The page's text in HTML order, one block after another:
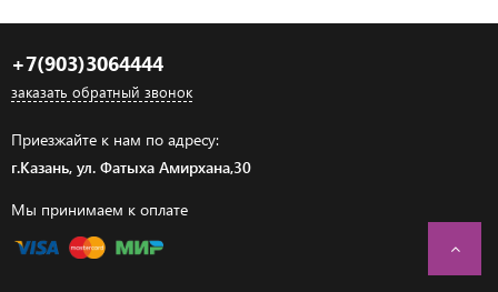
+7(903)3064444
заказать обратный звонок
Приезжайте к нам по адресу:
г.Казань, ул. Фатыха Амирхана,30
Мы принимаем к оплате